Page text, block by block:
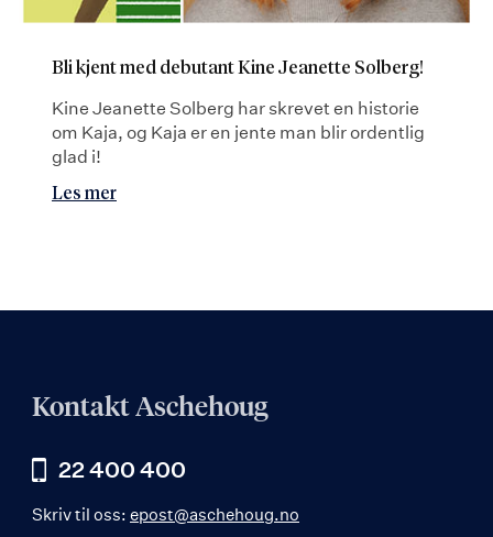
Bli kjent med debutant Kine Jeanette Solberg!
Kine Jeanette Solberg har skrevet en historie
om Kaja, og Kaja er en jente man blir ordentlig
glad i!
Les mer
Kontakt Aschehoug
22 400 400
Skriv til oss: epost@aschehoug.no